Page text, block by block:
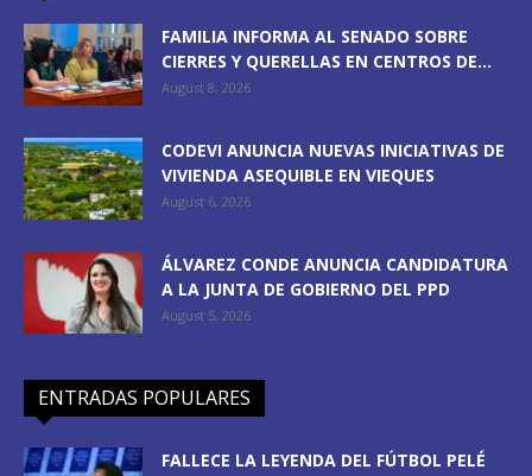
FAMILIA INFORMA AL SENADO SOBRE
CIERRES Y QUERELLAS EN CENTROS DE...
August 8, 2026
CODEVI ANUNCIA NUEVAS INICIATIVAS DE
VIVIENDA ASEQUIBLE EN VIEQUES
August 6, 2026
ÁLVAREZ CONDE ANUNCIA CANDIDATURA
A LA JUNTA DE GOBIERNO DEL PPD
August 5, 2026
ENTRADAS POPULARES
FALLECE LA LEYENDA DEL FÚTBOL PELÉ